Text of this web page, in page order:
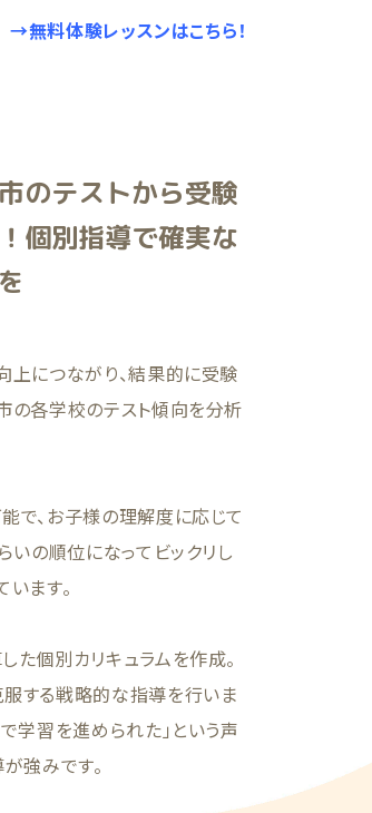
→無料体験レッスンはこちら！
のテストから受験
個別指導で確実な
上につながり、結果的に受験
の各学校のテスト傾向を分析
で、お子様の理解度に応じて
いの順位になってビックリし
ます。
た個別カリキュラムを作成。
する戦略的な指導を行いま
学習を進められた」という声
強みです。